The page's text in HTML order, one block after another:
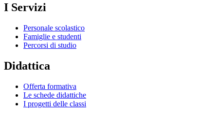
I Servizi
Personale scolastico
Famiglie e studenti
Percorsi di studio
Didattica
Offerta formativa
Le schede didattiche
I progetti delle classi